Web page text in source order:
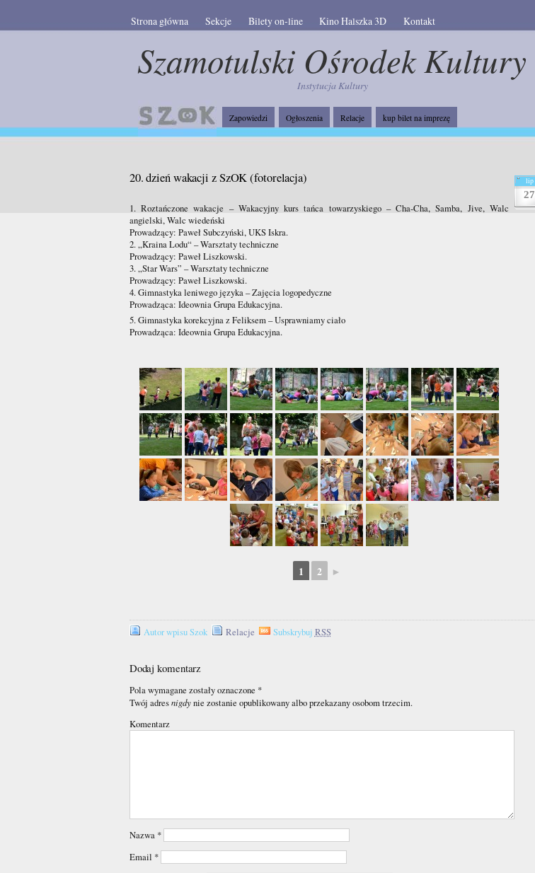
Strona główna Sekcje Bilety on-line Kino Halszka 3D Kontakt
Szamotulski Ośrodek Kultury
Instytucja Kultury
Zapowiedzi Ogłoszenia Relacje kup bilet na imprezę
lip
27
20. dzień wakacji z SzOK (fotorelacja)
1. Roztańczone wakacje – Wakacyjny kurs tańca towarzyskiego – Cha-Cha, Samba, Jive, Walc
angielski, Walc wiedeński
Prowadzący: Paweł Subczyński, UKS Iskra.
2. „Kraina Lodu“ – Warsztaty techniczne
Prowadzący: Paweł Liszkowski.
3. „Star Wars” – Warsztaty techniczne
Prowadzący: Paweł Liszkowski.
4. Gimnastyka leniwego języka – Zajęcia logopedyczne
Prowadząca: Ideownia Grupa Edukacyjna.
5. Gimnastyka korekcyjna z Feliksem – Usprawniamy ciało
Prowadząca: Ideownia Grupa Edukacyjna.
1 2 ►
Autor wpisu Szok Relacje Subskrybuj RSS
Dodaj komentarz
Pola wymagane zostały oznaczone *
Twój adresnigdynie zostanie opublikowany albo przekazany osobom trzecim.
Komentarz
Nazwa *
Email *